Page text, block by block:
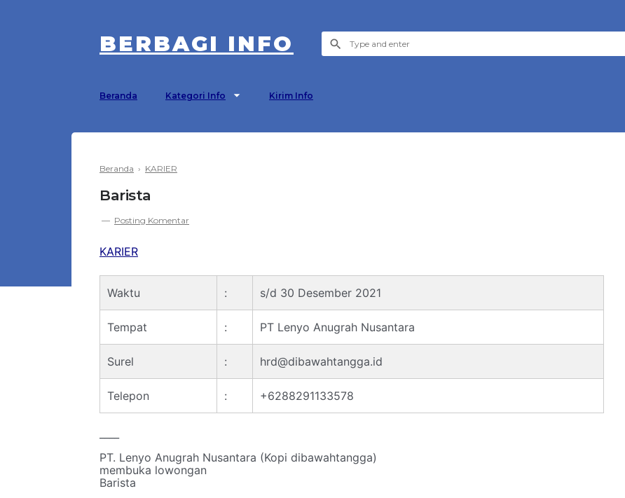
BERBAGI INFO
Beranda Kategori Info Kirim Info
Beranda › KARIER
Barista
Posting Komentar
KARIER
Waktu : s/d 30 Desember 2021
Tempat : PT Lenyo Anugrah Nusantara
Surel : hrd@dibawahtangga.id
Telepon : +6288291133578
PT. Lenyo Anugrah Nusantara (Kopi dibawahtangga)
membuka lowongan
Barista